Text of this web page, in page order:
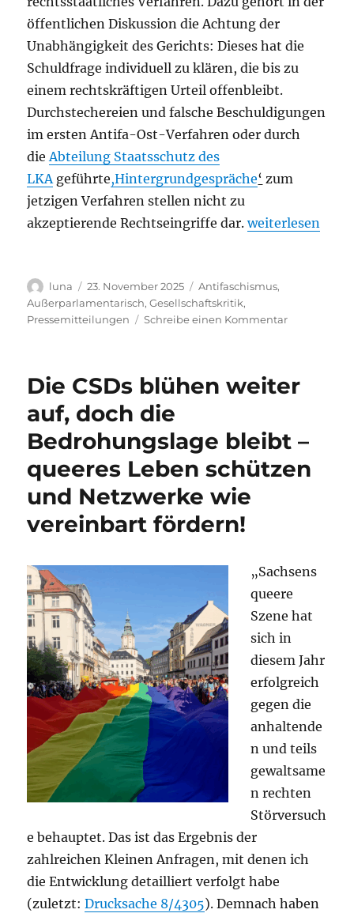
öffentlichen Diskussion die Achtung der
Unabhängigkeit des Gerichts: Dieses hat die
Schuldfrage individuell zu klären, die bis zu
einem rechtskräftigen Urteil offenbleibt.
Durchstechereien und falsche Beschuldigungen
im ersten Antifa-Ost-Verfahren oder durch
die Abteilung Staatsschutz des
LKA geführte,Hintergrundgespräche‘ zum
jetzigen Verfahren stellen nicht zu
akzeptierende Rechtseingriffe dar.„Was jetzt
weiterlesen
Autor
luna
Veröffentlicht
am
23. November 2025 Kategorien
Antifaschismus,
Außerparlamentarisch,Gesellschaftskritik,
Pressemitteilungen
Schreibe einen Kommentarzu
ist
Verfahren
Die CSDs blühen weiter
auf, doch die
Bedrohungslage bleibt –
queeres Leben schützen
und Netzwerke wie
vereinbart fördern!
„Sachsens
queere
Szene hat
sich in
diesem Jahr
erfolgreich
gegen die
anhaltende
n und teils
gewaltsame
n rechten
Störversuch
e behauptet. Das ist das Ergebnis der
zahlreichen Kleinen Anfragen, mit denen ich
die Entwicklung detailliert verfolgt habe
(zuletzt:Drucksache 8/4305). Demnach haben